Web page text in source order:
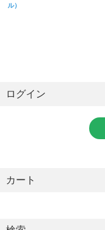
ル）
ログイン
カート